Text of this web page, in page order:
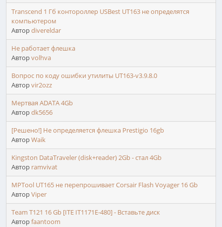
Transcend 1 Гб контороллер USBest UT163 не определятся
компьютером
Авторdivereldar
Не работает флешка
Авторvolhva
Вопрос по коду ошибки утилиты UT163-v3.9.8.0
Авторvir2ozz
Мертвая ADATA 4Gb
Авторdk5656
[Решено!] Не определяется флешка Prestigio 16gb
АвторWaik
Kingston DataTraveler (disk+reader) 2Gb - стал 4Gb
Автор ramvivat
MPTool UT165 не перепрошивает Corsair Flash Voyager 16 Gb
АвторViper
Team T121 16 Gb [ITE IT1171E-480] - Вставьте диск
Авторfaantoom